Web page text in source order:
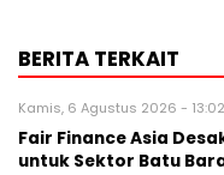
BERITA TERKAIT
Kamis, 6 Agustus 2026 -
Fair Finance Asia
untuk Sektor Batu Bara